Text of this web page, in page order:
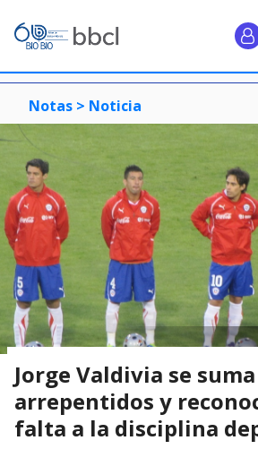
Notas > Noticia
Jorge Valdivia se
arrepentidos y
falta a la disciplina